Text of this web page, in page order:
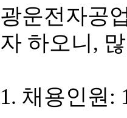
광운전자공
자 하오니,
1. 채용인원: